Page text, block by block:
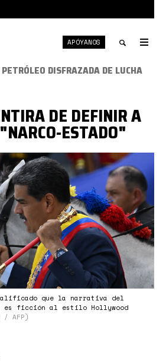
Toggle
APÓYANOS
calificado que la narrativa del
es ficción al estilo Hollywood
/ AFP)
DISFRAZADA DE LUCHA
DE DEFINIR A
ESTADO"